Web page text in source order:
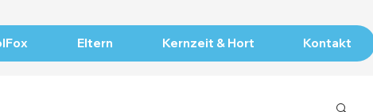
Eltern Kernzeit & Hort Kontakt